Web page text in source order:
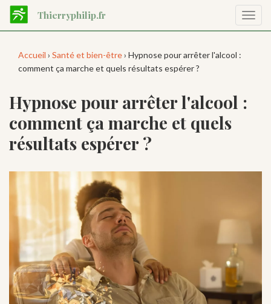
Aller
contenu
Thierryphilip.fr
la
Accueil › Santé et bien-être› Hypnose pour arrêter l'alcool :
comment ça marche et quels résultats espérer ?
Hypnose pour arrêter l'alcool :
comment ça marche et quels
résultats espérer ?